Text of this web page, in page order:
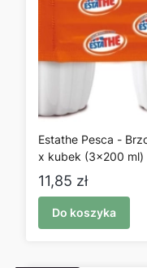
Estathe Pesca -
x kubek (3x200 ml)
Cena
11,85 zł
Do koszyka